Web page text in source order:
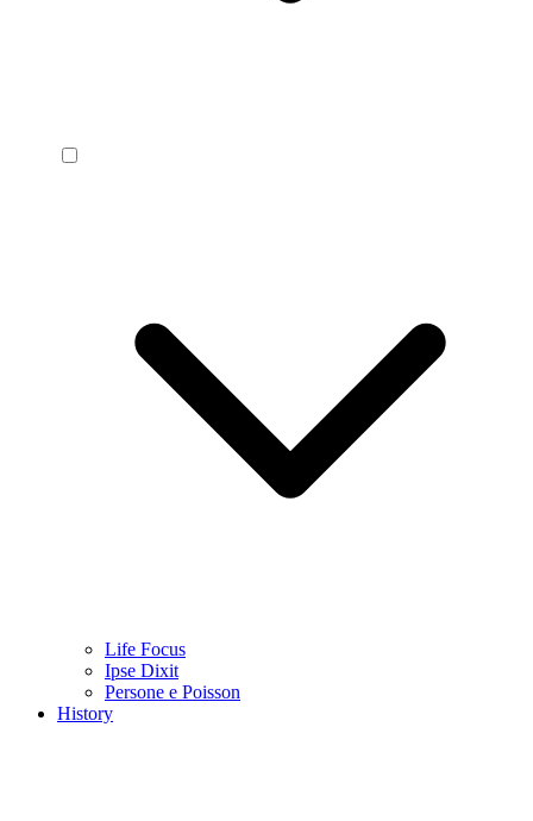
Life Focus
Ipse Dixit
Persone e Poisson
History